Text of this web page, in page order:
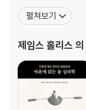
6. 홀로 서다
외로움에서 고독으로
내 안의 잃어버린 아이
삶을 사랑하는 열쇠, 열
영혼의 늪에서 의미를
나와 나누는 대화
이다. 홀리스는 마흔
현명하게 보내기 위한 심
을 가르쳤으며 스위
펼쳐보기
제임스 홀리스